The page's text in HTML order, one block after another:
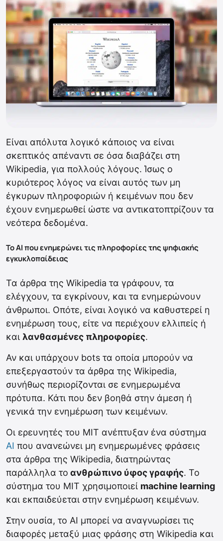
Είναι απόλυτα λογικό κάποιος να είναι
σκεπτικός απέναντι σε όσα διαβάζει στη
Wikipedia, για πολλούς λόγους. Ίσως ο
κυριότερος λόγος να είναι αυτός των μη
έγκυρων πληροφοριών ή κειμένων που δεν
έχουν ενημερωθεί ώστε να αντικατοπτρίζουν τα
νεότερα δεδομένα.
Το AI που ενημερώνει τις πληροφορίες της ψηφιακής
εγκυκλοπαίδειας
Τα άρθρα της Wikipedia τα γράφουν, τα
ελέγχουν, τα εγκρίνουν, και τα ενημερώνουν
άνθρωποι. Οπότε, είναι λογικό να καθυστερεί η
ενημέρωση τους, είτε να περιέχουν ελλιπείς ή
και λανθασμένες πληροφορίες.
Αν και υπάρχουν bots τα οποία μπορούν να
επεξεργαστούν τα άρθρα της Wikipedia,
συνήθως περιορίζονται σε ενημερωμένα
πρότυπα. Κάτι που δεν βοηθά στην άμεση ή
γενικά την ενημέρωση των κειμένων.
Οι ερευνητές του MIT ανέπτυξαν ένα σύστημα
AI που ανανεώνει μη ενημερωμένες φράσεις
στα άρθρα της Wikipedia, διατηρώντας
παράλληλα το ανθρώπινο ύφος γραφής. Το
σύστημα του MIT χρησιμοποιεί machine learning
και εκπαιδεύεται στην ενημέρωση κειμένων.
Στην ουσία, το AI μπορεί να αναγνωρίσει τις
διαφορές μεταξύ μιας φράσης στη Wikipedia και